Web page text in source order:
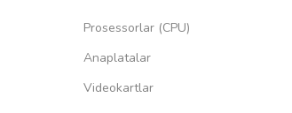
Prosessorlar (CPU)
Anaplatalar
Videokartlar